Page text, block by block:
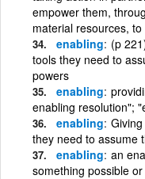
empower them,
material resources,
enabling (p
tools they need to
powers
enabling
enabling resolution";
enabling
they need to assume
enabling an
something possible